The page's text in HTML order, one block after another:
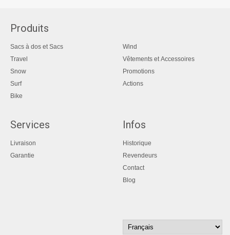
Produits
Sacs à dos et Sacs
Travel
Snow
Surf
Bike
Wind
Vêtements et Accessoires
Promotions
Actions
Services
Livraison
Garantie
Infos
Historique
Revendeurs
Contact
Blog